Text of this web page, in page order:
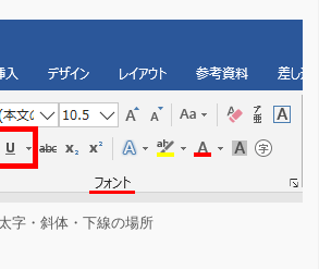
太字・斜体・下線の場所